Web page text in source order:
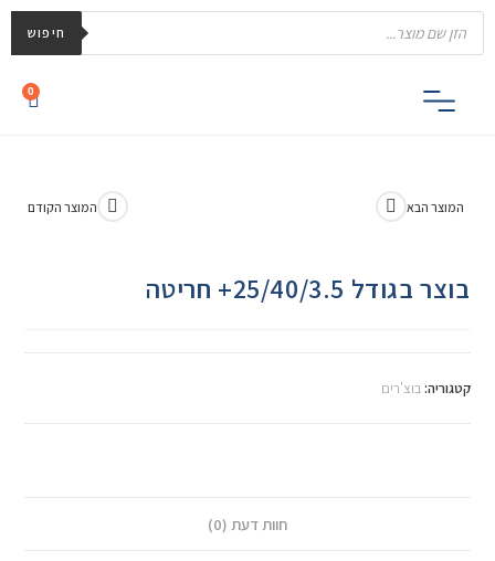
חיפוש
0
המוצר הקודם המוצר הבא
בוצר בגודל 25/40/3.5+ חריטה
קטגוריה:בוצ'רים
חוות דעת (0)